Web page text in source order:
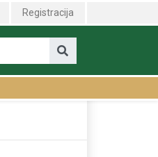
Registracija